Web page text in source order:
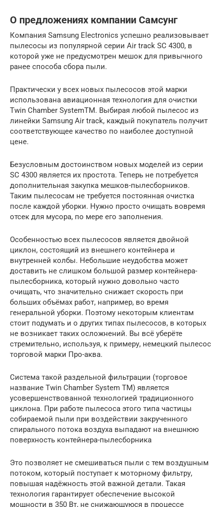
О предложениях компании Самсунг
Компания Samsung Electronics успешно реализовывает
пылесосы из популярной серии Air track SC 4300, в
которой уже не предусмотрен мешок для привычного
ранее способа сбора пыли.
Практически у всех новых пылесосов этой марки
использована авиационная технология для очистки
Twin Chamber SystemТМ. Выбирая любой пылесос из
линейки Samsung Air track, каждый покупатель получит
соответствующее качество по наиболее доступной
цене.
Безусловным достоинством новых моделей из серии
SC 4300 является их простота. Теперь не потребуется
дополнительная закупка мешков-пылесборников.
Таким пылесосам не требуется постоянная очистка
после каждой уборки. Нужно просто очищать вовремя
отсек для мусора, по мере его заполнения.
Особенностью всех пылесосов является двойной
циклон, состоящий из внешнего контейнера и
внутренней колбы. Небольшие неудобства может
доставить не слишком большой размер контейнера-
пылесборника, который нужно довольно часто
очищать, что значительно снижает скорость при
больших объёмах работ, например, во время
генеральной уборки. Поэтому некоторым клиентам
стоит подумать и о других типах пылесосов, в которых
не возникает таких осложнений. Вы всё уберёте
стремительно, используя, к примеру, немецкий пылесос
торговой марки Про-аква.
Система такой раздельной фильтрации (торговое
название Twin Chamber System ТМ) является
усовершенствованной технологией традиционного
циклона. При работе пылесоса этого типа частицы
собираемой пыли при воздействии закрученного
спирального потока воздуха выпадают на внешнюю
поверхность контейнера-пылесборника
Это позволяет не смешиваться пыли с тем воздушным
потоком, который поступает к моторному фильтру,
повышая надёжность этой важной детали. Такая
технология гарантирует обеспечение высокой
мощности в 350 Вт, не снижающуюся в процессе